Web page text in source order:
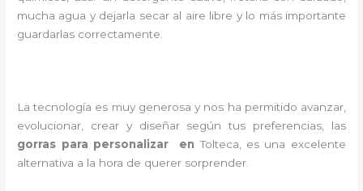
mucha agua y dejarla secar al aire libre y lo más importante
guardarlas correctamente.
La tecnología es muy generosa y nos ha permitido avanzar,
evolucionar, crear y diseñar según tus preferencias, las
gorras para personalizar enTolteca , es una excelente
alternativa a la hora de querer sorprender.